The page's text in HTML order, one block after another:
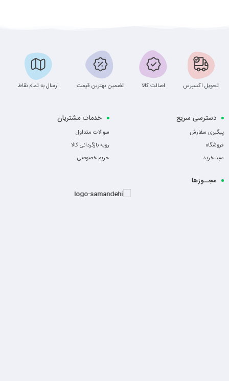
تحویل اکسپرس اصالت کالا تضمین بهترین قیمت ارسال به تمام نقاط
دسترسی سریع
پیگیری سفارش
فروشگاه
سبد خرید
خدمات مشتریان
سوالات متداول
رویه بازگردانی کالا
حریم خصوصی
مجــوزها